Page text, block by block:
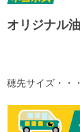
オリジナル
穂先サイズ・・